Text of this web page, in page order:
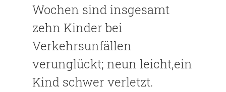
Wochen sind insgesamt
zehn Kinder bei
Verkehrsunfällen
verunglückt; neun leicht,ein
Kind schwer verletzt.